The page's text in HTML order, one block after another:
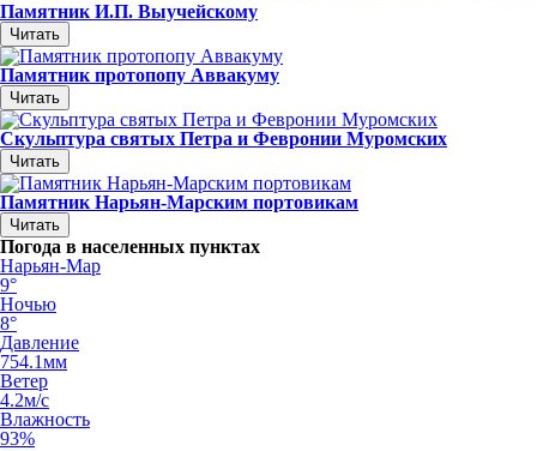
Памятник И.П. Выучейскому
Читать
Памятник протопопу Аввакуму
Читать
Скульптура святых Петра и Февронии Муромских
Читать
Памятник Нарьян-Марским портовикам
Читать
Погода в населенных пунктах
Нарьян-Мар
9°
Ночью
8°
Давление
754.1мм
Ветер
4.2м/с
Влажность
93%